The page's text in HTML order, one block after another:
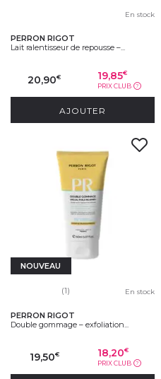
En stock
PERRON RIGOT
Lait ralentisseur de repousse –...
20,90€ 19,85€
PRIX CLUB ?
AJOUTER
NOUVEAU
(1) En stock
PERRON RIGOT
Double gommage – exfoliation...
19,50€ 18,20€
PRIX CLUB ?